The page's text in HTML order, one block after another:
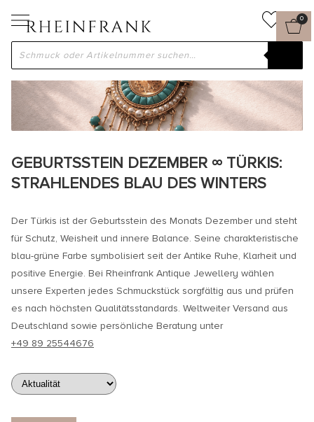
0
GEBURTSSTEIN DEZEMBER ∞ TÜRKIS:
STRAHLENDES BLAU DES WINTERS
Der Türkis ist der Geburtsstein des Monats Dezember und steht
für Schutz, Weisheit und innere Balance. Seine charakteristische
blau-grüne Farbe symbolisiert seit der Antike Ruhe, Klarheit und
positive Energie. Bei Rheinfrank Antique Jewellery wählen
unsere Experten jedes Schmuckstück sorgfältig aus und prüfen
es nach höchsten Qualitätsstandards. Weltweiter Versand aus
Deutschland sowie persönliche Beratung unter
+49 89 25544676